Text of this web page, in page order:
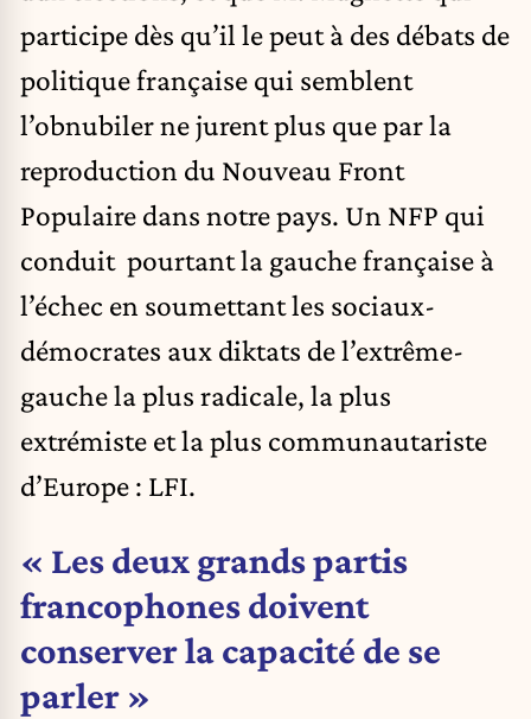
participe dès qu’il le peut à des débats de
politique française qui semblent
l’obnubiler ne jurent plus que par la
reproduction du Nouveau Front
Populaire dans notre pays. Un NFP qui
conduit pourtant la gauche française à
l’échec en soumettant les sociaux-
démocrates aux diktats de l’extrême-
gauche la plus radicale, la plus
extrémiste et la plus communautariste
d’Europe : LFI.
« Les deux grands partis
francophones doivent
conserver la capacité de se
parler »